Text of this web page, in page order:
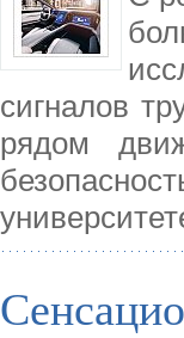
сигналов
рядом